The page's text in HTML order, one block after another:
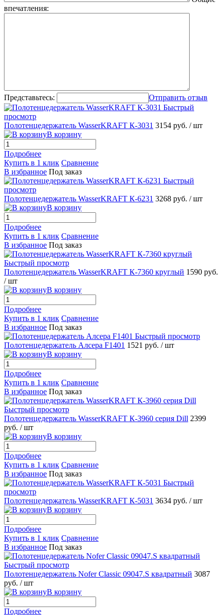
впечатления:
Представьтесь:
Отправить отзыв
Быстрый
просмотр
Полотенцедержатель WasserKRAFT К-3031 3154 руб. / шт
В корзину
Подробнее
Купить в 1 клик Сравнение
В избранное Под заказ
Быстрый
просмотр
Полотенцедержатель WasserKRAFT К-6231 3268 руб. / шт
В корзину
Подробнее
Купить в 1 клик Сравнение
В избранное Под заказ
Быстрый просмотр
Полотенцедержатель WasserKRAFT К-7360 круглый 1590 руб.
/ шт
В корзину
Подробнее
Купить в 1 клик Сравнение
В избранное Под заказ
Быстрый просмотр
Полотенцедержатель Алсера F1401 1521 руб. / шт
В корзину
Подробнее
Купить в 1 клик Сравнение
В избранное Под заказ
Быстрый просмотр
Полотенцедержатель WasserKRAFT К-3960 серия Dill 2399
руб. / шт
В корзину
Подробнее
Купить в 1 клик Сравнение
В избранное Под заказ
Быстрый
просмотр
Полотенцедержатель WasserKRAFT К-5031 3634 руб. / шт
В корзину
Подробнее
Купить в 1 клик Сравнение
В избранное Под заказ
Быстрый просмотр
Полотенцедержатель Nofer Classic 09047.S квадратный 3087
руб. / шт
В корзину
Подробнее